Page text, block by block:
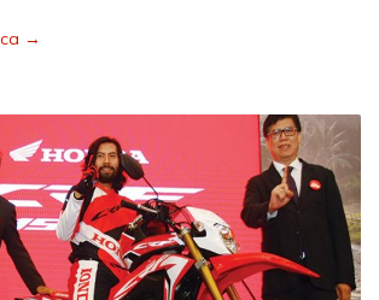
→